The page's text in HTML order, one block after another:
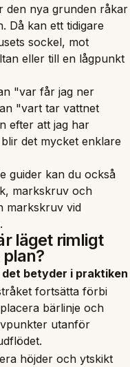
den nya grunden råkar
Då kan ett tidigare
sockel, mot
eller till en lågpunkt
"var får jag ner
"vart tar vattnet
efter att jag har
det mycket enklare
guider kan du också
, markskruv och
markskruv vid
.
läget rimligt
det betyder i praktiken
fortsätta förbi
bärlinje och
utanför
höjder och ytskikt